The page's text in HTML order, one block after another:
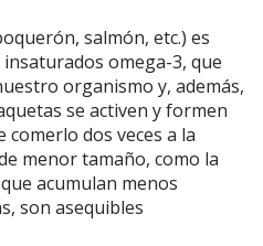
salmón, etc.) es
omega-3, que
organismo y, además,
se activen y formen
dos veces a la
menor tamaño, como la
acumulan menos
son asequibles